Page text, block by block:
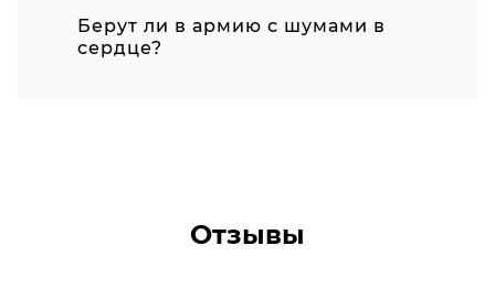
Берут ли в армию с шумами в
сердце?
Отзывы